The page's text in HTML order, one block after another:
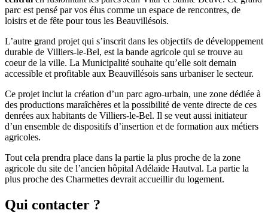
parc est pensé par vos élus comme un espace de rencontres, de
loisirs et de fête pour tous les Beauvillésois.
L’autre grand projet qui s’inscrit dans les objectifs de développement
durable de Villiers-le-Bel, est la bande agricole qui se trouve au
coeur de la ville. La Municipalité souhaite qu’elle soit demain
accessible et profitable aux Beauvillésois sans urbaniser le secteur.
Ce projet inclut la création d’un parc agro-urbain, une zone dédiée à
des productions maraîchères et la possibilité de vente directe de ces
denrées aux habitants de Villiers-le-Bel. Il se veut aussi initiateur
d’un ensemble de dispositifs d’insertion et de formation aux métiers
agricoles.
Tout cela prendra place dans la partie la plus proche de la zone
agricole du site de l’ancien hôpital Adélaïde Hautval. La partie la
plus proche des Charmettes devrait accueillir du logement.
Qui contacter ?